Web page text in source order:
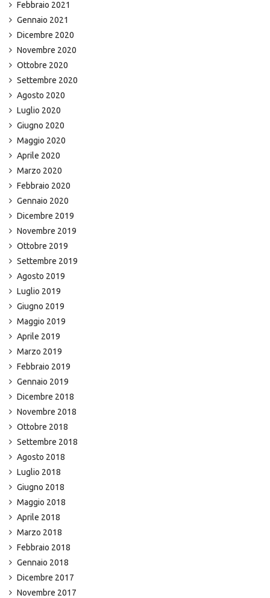
Febbraio 2021
Gennaio 2021
Dicembre 2020
Novembre 2020
Ottobre 2020
Settembre 2020
Agosto 2020
Luglio 2020
Giugno 2020
Maggio 2020
Aprile 2020
Marzo 2020
Febbraio 2020
Gennaio 2020
Dicembre 2019
Novembre 2019
Ottobre 2019
Settembre 2019
Agosto 2019
Luglio 2019
Giugno 2019
Maggio 2019
Aprile 2019
Marzo 2019
Febbraio 2019
Gennaio 2019
Dicembre 2018
Novembre 2018
Ottobre 2018
Settembre 2018
Agosto 2018
Luglio 2018
Giugno 2018
Maggio 2018
Aprile 2018
Marzo 2018
Febbraio 2018
Gennaio 2018
Dicembre 2017
Novembre 2017